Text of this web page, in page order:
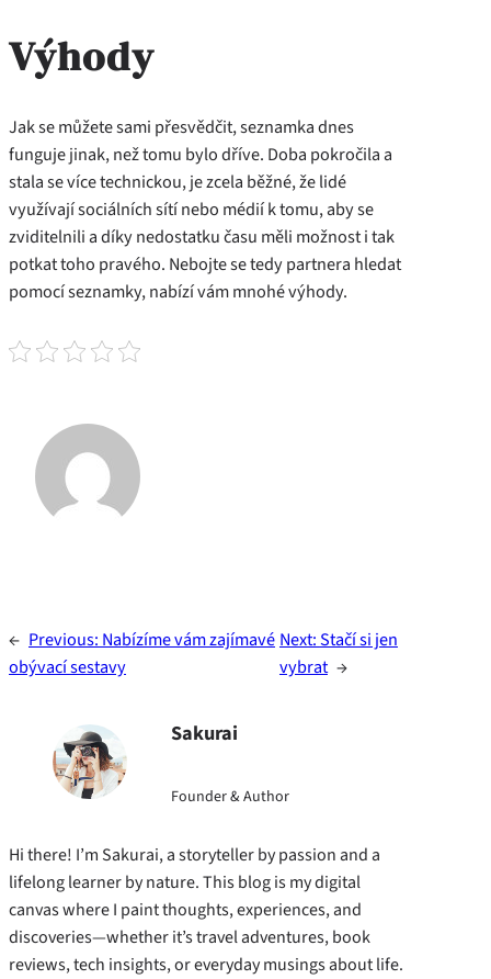
Výhody
Jak se můžete sami přesvědčit,seznamkadnes
funguje jinak, než tomu bylo dříve. Doba pokročila a
stala se více technickou, je zcela běžné, že lidé
využívají sociálních sítí nebo médií k tomu, aby se
zviditelnili a díky nedostatku času měli možnost i tak
potkat toho pravého. Nebojte se tedy partnera hledat
pomocí seznamky, nabízí vám mnohé výhody.
← Previous: Nabízíme vám zajímavé
obývací sestavy
Next:Stačí si jen
vybrat →
Sakurai
Founder & Author
Hi there! I’m Sakurai, a storyteller by passion and a
lifelong learner by nature. This blog is my digital
canvas where I paint thoughts, experiences, and
discoveries—whether it’s travel adventures, book
reviews, tech insights, or everyday musings about life.